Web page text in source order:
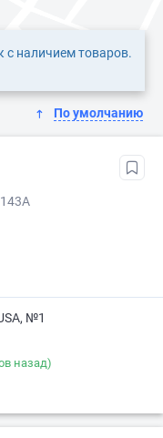
с наличием товаров.
По умолчанию
№1
назад)